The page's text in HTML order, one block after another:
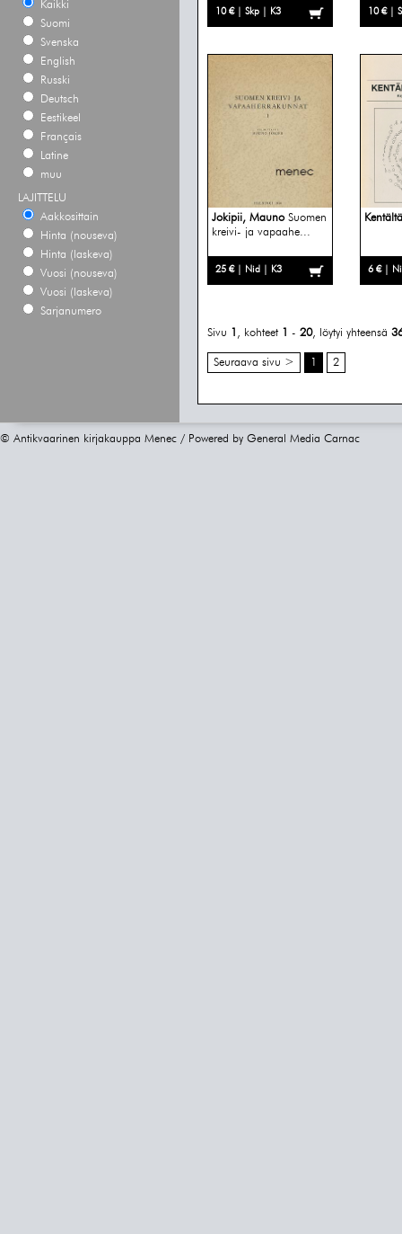
Kaikki
Suomi
Svenska
English
Russki
Deutsch
Eestikeel
Français
Latine
muu
LAJITTELU
Aakkosittain
Hinta (nouseva)
Hinta (laskeva)
Vuosi (nouseva)
Vuosi (laskeva)
Sarjanumero
10 € | Skp | K3 10 € |
Jokipii, Mauno Suomen
kreivi- ja vapaahe...
25 € | Nid | K3 6 € |
Sivu 1 , kohteet 1 - 20, löytyi yhteensä
Seuraava sivu > 1 2
© Antikvaarinen kirjakauppa Menec / Powered by General Media Carnac